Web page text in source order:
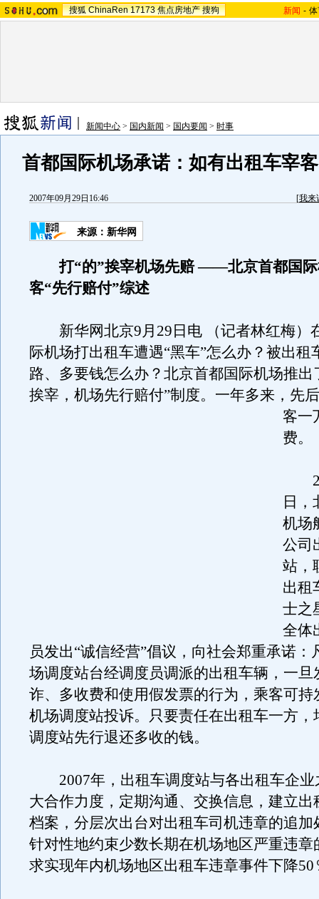
搜狐 ChinaRen 17173 焦点房地产 搜狗 新闻 -
新闻中心 > 国内新闻 > 国内要闻 > 时事
首都国际机场承诺：如有出租车宰
2007年09月29日16:46 [我来
来源：新华网
打“的”挨宰机场先赔 ——北京首都国
客“先行赔付”综述
新华网北京9月29日电 （记者林红梅）
际机场打出租车遭遇“黑车”怎么办？被出租
路、多要钱怎么办？北京首都国际机场推出
挨宰，机场先行赔付”制度。 一年多来，先
客一
费。
日，
机场
公司
站，
出租
士之
全体
员发出“诚信经营”倡议，向社会郑重承诺：
场调度站台经调度员调派的出租车辆，一旦
诈、多收费和使用假发票的行为，乘客可持
机场调度站投诉。只要责任在出租车一方，
调度站先行退还多收的钱。
2007年，出租车调度站与各出租车企业
大合作力度，定期沟通、交换信息，建立出
档案，分层次出台对出租车司机违章的追加
针对性地约束少数长期在机场地区严重违章
求实现年内机场地区出租车违章事件下降50